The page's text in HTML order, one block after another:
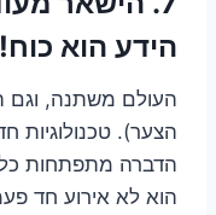
הידע הוא כוח!
העולם משתנה,
הצער). טכנולוגיות
הדברה מתפתחות
הוא לא אירוע חד